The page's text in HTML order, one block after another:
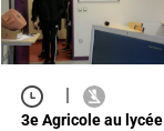
3e Agricole au lycée